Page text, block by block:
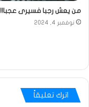
من يعش رجبا فسيرى عجبا!!
نوفمبر 4, 2024
اترك تعليقاً